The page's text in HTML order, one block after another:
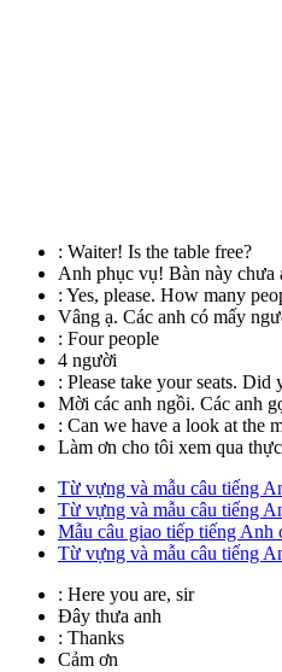
: Waiter! Is the table free?
Anh phục vụ! Bàn này chưa
: Yes, please. How many
Vâng ạ. Các anh có mấy
: Four people
4 người
: Please take your seats. Did
Mời các anh ngồi. Các anh
: Can we have a look at the
Làm ơn cho tôi xem qua
Từ vựng và mẫu câu tiếng
Từ vựng và mẫu câu tiếng
Mẫu câu giao tiếp tiếng Anh
Từ vựng và mẫu câu tiếng
: Here you are, sir
Đây thưa anh
: Thanks
Cảm ơn